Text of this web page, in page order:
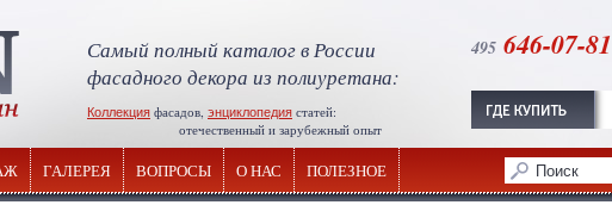
Самый полный каталог в России
фасадного декора из полиуретана:
Коллекция фасадов, энциклопедия статей:
отечественный и зарубежный опыт
495 646-07-81
ГАЛЕРЕЯ ВОПРОСЫ О НАС ПОЛЕЗНОЕ